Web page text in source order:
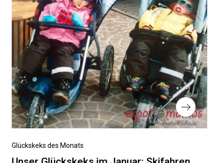
Nächster
Beitrag
Glückskeks des Monats